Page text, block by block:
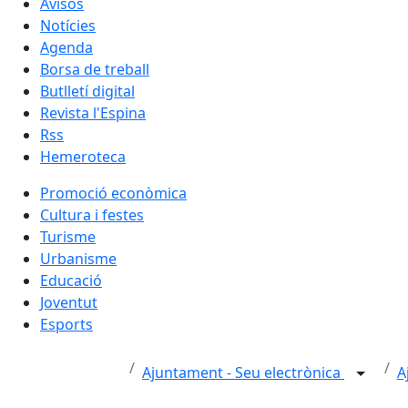
Notícies
Agenda
Borsa de treball
Butlletí digital
Revista l'Espina
Rss
Hemeroteca
Promoció econòmica
Cultura i festes
Turisme
Urbanisme
Educació
Joventut
Esports
Ajuntament - Seu electrònica